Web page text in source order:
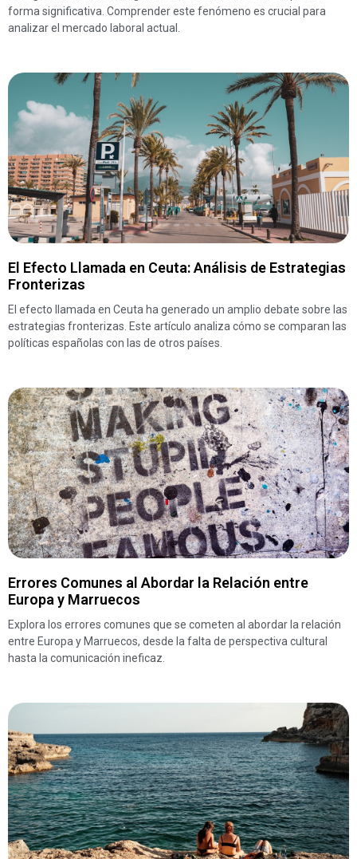
forma significativa. Comprender este fenómeno es crucial para
analizar el mercado laboral actual.
El Efecto Llamada en Ceuta: Análisis de Estrategias
Fronterizas
El efecto llamada en Ceuta ha generado un amplio debate sobre las
estrategias fronterizas. Este artículo analiza cómo se comparan las
políticas españolas con las de otros países.
Errores Comunes al Abordar la Relación entre
Europa y Marruecos
Explora los errores comunes que se cometen al abordar la relación
entre Europa y Marruecos, desde la falta de perspectiva cultural
hasta la comunicación ineficaz.